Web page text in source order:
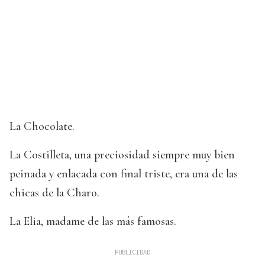
La Chocolate.
La Costilleta, una preciosidad siempre muy bien
peinada y enlacada con final triste, era una de las
chicas de la Charo.
La Elia, madame de las más famosas.